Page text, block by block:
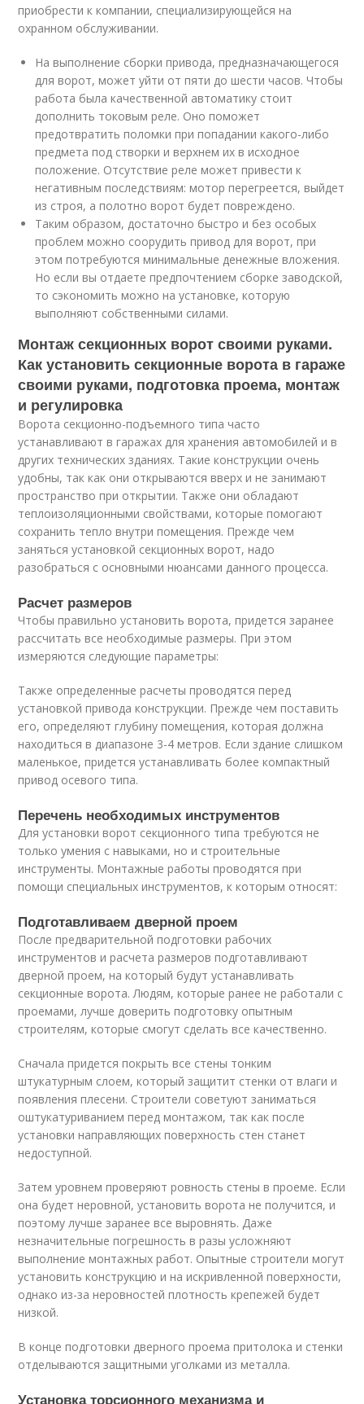
приобрести к компании, специализирующейся на
охранном обслуживании.
На выполнение сборки привода, предназначающегося
для ворот, может уйти от пяти до шести часов. Чтобы
работа была качественной автоматику стоит
дополнить токовым реле. Оно поможет
предотвратить поломки при попадании какого-либо
предмета под створки и верхнем их в исходное
положение. Отсутствие реле может привести к
негативным последствиям: мотор перегреется, выйдет
из строя, а полотно ворот будет повреждено.
Таким образом, достаточно быстро и без особых
проблем можно соорудить привод для ворот, при
этом потребуются минимальные денежные вложения.
Но если вы отдаете предпочтением сборке заводской,
то сэкономить можно на установке, которую
выполняют собственными силами.
Монтаж секционных ворот своими руками.
Как установить секционные ворота в гараже
своими руками, подготовка проема, монтаж
и регулировка
Ворота секционно-подъемного типа часто
устанавливают в гаражах для хранения автомобилей и в
других технических зданиях. Такие конструкции очень
удобны, так как они открываются вверх и не занимают
пространство при открытии. Также они обладают
теплоизоляционными свойствами, которые помогают
сохранить тепло внутри помещения. Прежде чем
заняться установкой секционных ворот, надо
разобраться с основными нюансами данного процесса.
Расчет размеров
Чтобы правильно установить ворота, придется заранее
рассчитать все необходимые размеры. При этом
измеряются следующие параметры:
Также определенные расчеты проводятся перед
установкой привода конструкции. Прежде чем поставить
его, определяют глубину помещения, которая должна
находиться в диапазоне 3-4 метров. Если здание слишком
маленькое, придется устанавливать более компактный
привод осевого типа.
Перечень необходимых инструментов
Для установки ворот секционного типа требуются не
только умения с навыками, но и строительные
инструменты. Монтажные работы проводятся при
помощи специальных инструментов, к которым относят:
Подготавливаем дверной проем
После предварительной подготовки рабочих
инструментов и расчета размеров подготавливают
дверной проем, на который будут устанавливать
секционные ворота. Людям, которые ранее не работали с
проемами, лучше доверить подготовку опытным
строителям, которые смогут сделать все качественно.
Сначала придется покрыть все стены тонким
штукатурным слоем, который защитит стенки от влаги и
появления плесени. Строители советуют заниматься
оштукатуриванием перед монтажом, так как после
установки направляющих поверхность стен станет
недоступной.
Затем уровнем проверяют ровность стены в проеме. Если
она будет неровной, установить ворота не получится, и
поэтому лучше заранее все выровнять. Даже
незначительные погрешность в разы усложняют
выполнение монтажных работ. Опытные строители могут
установить конструкцию и на искривленной поверхности,
однако из-за неровностей плотность крепежей будет
низкой.
В конце подготовки дверного проема притолока и стенки
отделываются защитными уголками из металла.
Установка торсионного механизма и